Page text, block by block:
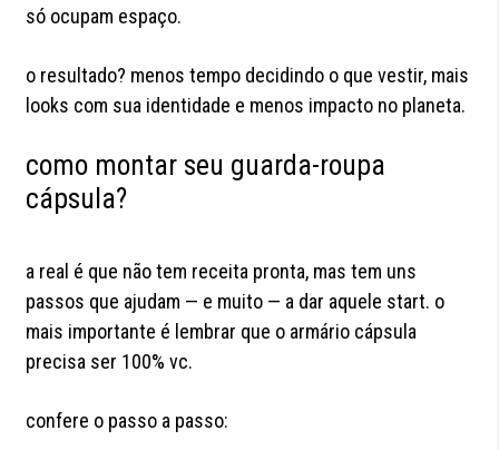
só ocupam espaço.
o resultado? menos tempo decidindo o que vestir, mais
looks com sua identidade e menos impacto no planeta.
como montar seu guarda-roupa
cápsula?
a real é que não tem receita pronta, mas tem uns
passos que ajudam — e muito — a dar aquele start. o
mais importante é lembrar que o armário cápsula
precisa ser 100% vc.
confere o passo a passo: